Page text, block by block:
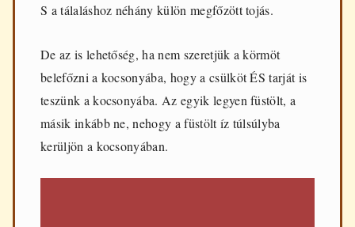
S a tálaláshoz néhány külön megfőzött tojás.
De az is lehetőség, ha nem szeretjük a körmöt
belefőzni a kocsonyába, hogy a csülköt ÉS tarját is
teszünk a kocsonyába. Az egyik legyen füstölt, a
másik inkább ne, nehogy a füstölt íz túlsúlyba
kerüljön a kocsonyában.